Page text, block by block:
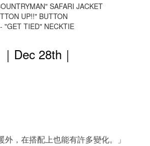
SAFARI JACKET
UP!!" BUTTON
"GET TIED" NECKTIE
｜ Dec 28th ｜
外，在搭配上也能有許多變化。」